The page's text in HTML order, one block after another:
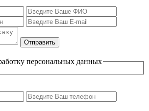
персональных данных